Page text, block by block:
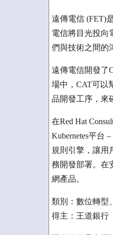
遠傳電信 (FET)
電信將目光投向
們與技術之間的
遠傳電信開發了
場中，CAT可以
品開發工序，來
在Red Hat
Kubernetes平台
規則引擎，讓用
務開發部署。在
網產品。
類別：數位轉型
得主：王道銀行